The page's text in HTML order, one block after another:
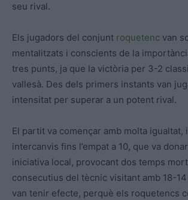
seu rival.
Els jugadors del conjunt roquetenc van
mentalitzats i conscients de la
tres punts, ja que la victòria per 3-2
vallesà. Des dels primers instants van
intensitat per superar a un potent rival.
El partit va començar amb molta igualtat,
intercanvis fins l’empat a 10, que va
iniciativa local, provocant dos temps
consecutius del tècnic visitant amb 18-
van tenir efecte, perquè els roquetencs